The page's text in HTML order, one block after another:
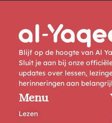
Blijf op de hoogte van Al
Sluit je aan bij onze
updates over lessen,
herinneringen aan
Menu
Lezen